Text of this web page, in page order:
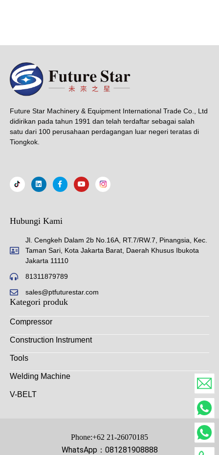
Future Star Machinery & Equipment International Trade Co., Ltd
didirikan pada tahun 1991 dan telah terdaftar sebagai salah
satu dari 100 perusahaan perdagangan luar negeri teratas di
Tiongkok.
Hubungi Kami
Jl. Cengkeh Dalam 2b No.16A, RT.7/RW.7, Pinangsia, Kec.
Taman Sari, Kota Jakarta Barat, Daerah Khusus Ibukota
Jakarta 11110
81311879789
sales@ptfuturestar.com
Kategori produk
Compressor
Construction Instrument
Tools
Welding Machine
V-BELT
Phone:+62 21-26070185
WhatsApp：081281908888